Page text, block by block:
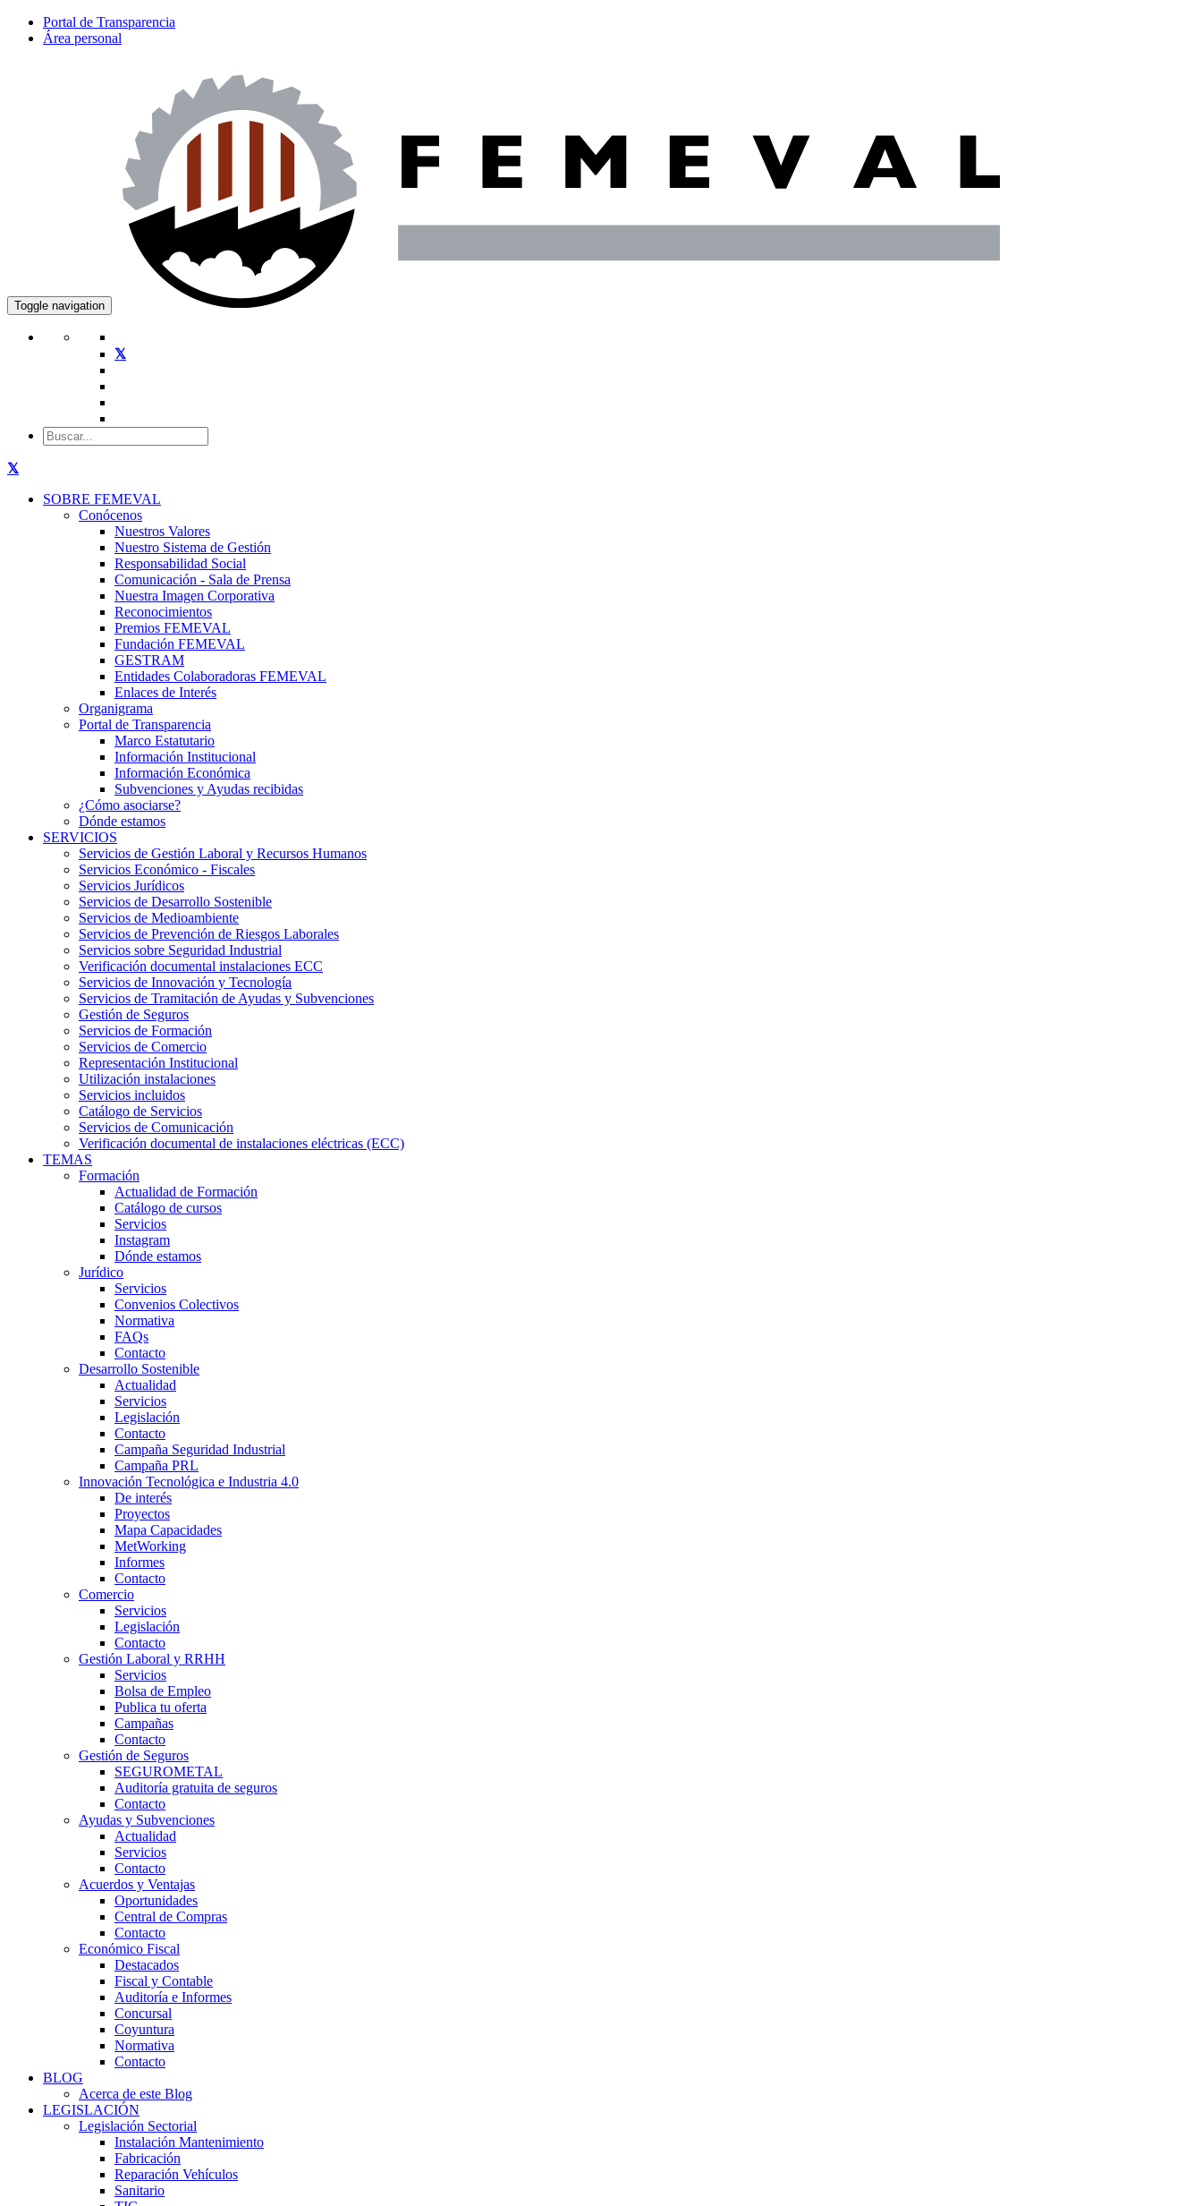
Portal de Transparencia
Área personal
Toggle navigation
SOBRE FEMEVAL
Conócenos
Nuestros Valores
Nuestro Sistema de Gestión
Responsabilidad Social
Comunicación - Sala de Prensa
Nuestra Imagen Corporativa
Reconocimientos
Premios FEMEVAL
Fundación FEMEVAL
GESTRAM
Entidades Colaboradoras FEMEVAL
Enlaces de Interés
Organigrama
Portal de Transparencia
Marco Estatutario
Información Institucional
Información Económica
Subvenciones y Ayudas recibidas
¿Cómo asociarse?
Dónde estamos
SERVICIOS
Servicios de Gestión Laboral y Recursos Humanos
Servicios Económico - Fiscales
Servicios Jurídicos
Servicios de Desarrollo Sostenible
Servicios de Medioambiente
Servicios de Prevención de Riesgos Laborales
Servicios sobre Seguridad Industrial
Verificación documental instalaciones ECC
Servicios de Innovación y Tecnología
Servicios de Tramitación de Ayudas y Subvenciones
Gestión de Seguros
Servicios de Formación
Servicios de Comercio
Representación Institucional
Utilización instalaciones
Servicios incluidos
Catálogo de Servicios
Servicios de Comunicación
Verificación documental de instalaciones eléctricas (ECC)
TEMAS
Formación
Actualidad de Formación
Catálogo de cursos
Servicios
Instagram
Dónde estamos
Jurídico
Servicios
Convenios Colectivos
Normativa
FAQs
Contacto
Desarrollo Sostenible
Actualidad
Servicios
Legislación
Contacto
Campaña Seguridad Industrial
Campaña PRL
Innovación Tecnológica e Industria 4.0
De interés
Proyectos
Mapa Capacidades
MetWorking
Informes
Contacto
Comercio
Servicios
Legislación
Contacto
Gestión Laboral y RRHH
Servicios
Bolsa de Empleo
Publica tu oferta
Campañas
Contacto
Gestión de Seguros
SEGUROMETAL
Auditoría gratuita de seguros
Contacto
Ayudas y Subvenciones
Actualidad
Servicios
Contacto
Acuerdos y Ventajas
Oportunidades
Central de Compras
Contacto
Económico Fiscal
Destacados
Fiscal y Contable
Auditoría e Informes
Concursal
Coyuntura
Normativa
Contacto
BLOG
Acerca de este Blog
LEGISLACIÓN
Legislación Sectorial
Instalación Mantenimiento
Fabricación
Reparación Vehículos
Sanitario